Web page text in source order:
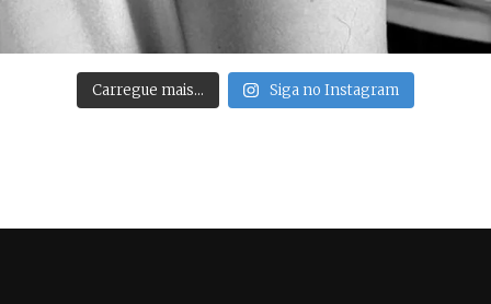
Carregue mais… Siga no Instagram